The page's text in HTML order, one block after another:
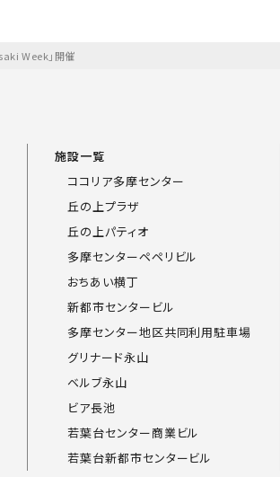
Week」開催
施設一覧
ココリア多摩センター
丘の上プラザ
丘の上パティオ
多摩センターペペリビル
おちあい横丁
新都市センタービル
多摩センター地区共同利用駐車場
グリナード永山
ベルブ永山
ビア長池
若葉台センター商業ビル
若葉台新都市センタービル